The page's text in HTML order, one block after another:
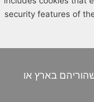
security features of
בארץ או